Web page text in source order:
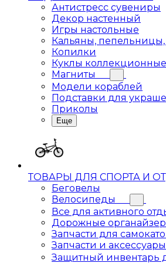
Антистресс сувениры
Декор настенный
Игры настольные
Кальяны, пепельницы,
Копилки
Куклы коллекционные
Магниты
Модели кораблей
Подставки для
Приколы
Еще
ТОВАРЫ ДЛЯ СПОРТА И
Беговелы
Велосипеды
Все для активного
Дорожные
Запчасти для
Запчасти и
Защитный инвентарь